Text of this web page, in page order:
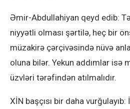
Əmir-Abdullahiyan qeyd edib:
niyyətli olması şərtilə, heç bir
müzakirə çərçivəsində nüvə
oluna bilər. Yekun addımlar isə
üzvləri tərəfindən atılmalıdır.
XİN başçısı bir daha